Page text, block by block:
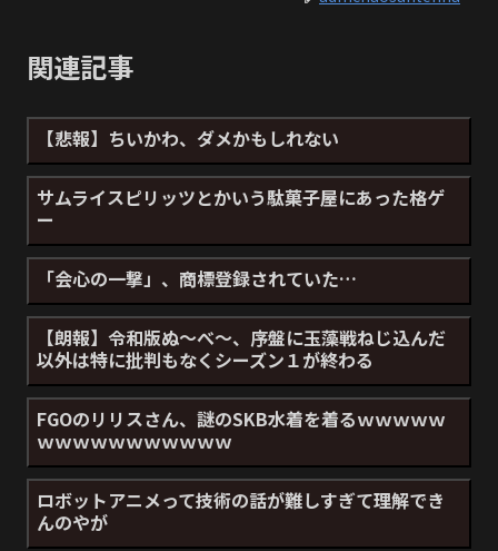
関連記事
【悲報】ちいかわ、ダメかもしれない
サムライスピリッツとかいう駄菓子屋にあった格ゲ
ー
「会心の一撃」、商標登録されていた…
【朗報】令和版ぬ～べ～、序盤に玉藻戦ねじ込んだ
以外は特に批判もなくシーズン１が終わる
FGOのリリスさん、謎のSKB水着を着るｗｗｗｗｗ
ｗｗｗｗｗｗｗｗｗｗｗ
ロボットアニメって技術の話が難しすぎて理解でき
んのやが